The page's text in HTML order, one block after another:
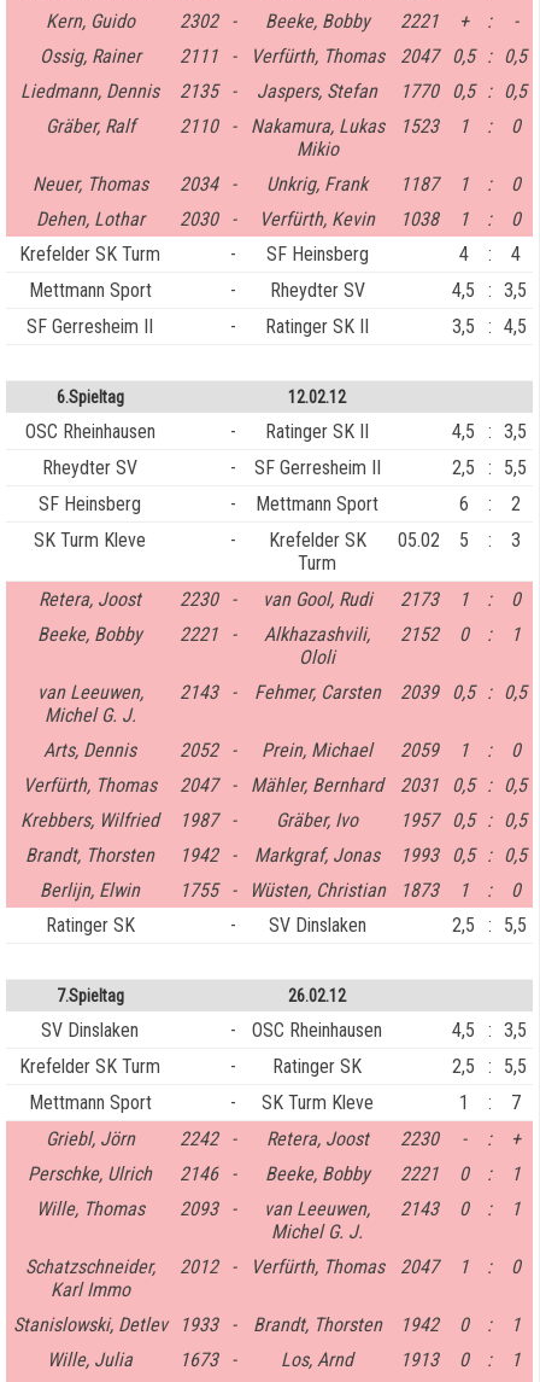
Kern, Guido
2302 - Beeke, Bobby 2221 + :
-
Ossig, Rainer
2111 - Verfürth, Thomas 2047 0,5 : 0,5
Liedmann, Dennis
2135 - Jaspers, Stefan 1770 0,5 : 0,5
Gräber, Ralf
2110 -
Nakamura, Lukas
Mikio
1523 1 : 0
Neuer, Thomas 2034 - Unkrig, Frank 1187 1 :
0
Dehen, Lothar
2030 - Verfürth, Kevin 1038 1 :
0
Krefelder SK Turm
- SF Heinsberg 4 :
4
Mettmann Sport
- Rheydter SV 4,5 : 3,5
SF Gerresheim II
- Ratinger SK II 3,5 : 4,5
6.Spieltag 12.02.12
OSC Rheinhausen - Ratinger SK II 4,5 : 3,5
Rheydter SV
- SF Gerresheim II 2,5 :
5,5
SF Heinsberg
- Mettmann Sport 6 :
2
SK Turm Kleve
-
Krefelder SK
Turm
05.02 5 : 3
Retera, Joost 2230 - van Gool, Rudi 2173 1 :
0
Beeke, Bobby
2221 -
Alkhazashvili,
Ololi
2152 0 : 1
van Leeuwen,
Michel G. J.
2143 - Fehmer, Carsten 2039 0,5 : 0,5
Arts, Dennis 2052 - Prein, Michael 2059 1 :
0
Verfürth, Thomas
2047 - Mähler, Bernhard 2031 0,5 : 0,5
Krebbers, Wilfried
1987 - Gräber, Ivo 1957 0,5 : 0,5
Brandt, Thorsten
1942 - Markgraf, Jonas 1993 0,5 : 0,5
Berlijn, Elwin
1755 - Wüsten, Christian 1873 1 :
0
Ratinger SK
- SV Dinslaken 2,5 : 5,5
7.Spieltag 26.02.12
SV Dinslaken - OSC Rheinhausen 4,5 : 3,5
Krefelder SK Turm
- Ratinger SK 2,5 :
5,5
Mettmann Sport
- SK Turm Kleve 1 :
7
Griebl, Jörn
2242 - Retera, Joost 2230 - :
+
Perschke, Ulrich
2146 - Beeke, Bobby 2221 0 :
1
Wille, Thomas
2093 -
van Leeuwen,
Michel G. J.
2143 0 : 1
Schatzschneider,
Karl Immo
2012 - Verfürth, Thomas 2047 1 : 0
Stanislowski, Detlev 1933 - Brandt, Thorsten 1942 0 :
1
Wille, Julia
1673 - Los, Arnd 1913 0 :
1